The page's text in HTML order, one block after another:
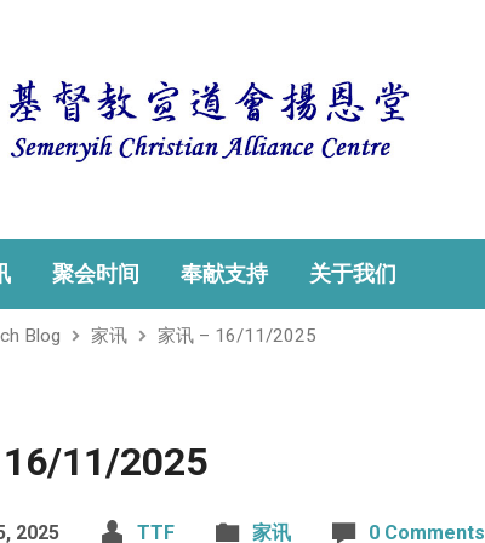
聚会时间 奉献支持 关于我们
Blog 家讯 家讯 – 16/11/2025
11/2025
2025 TTF 家讯 0 Comments